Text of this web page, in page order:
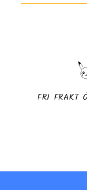
FRI FRAKT